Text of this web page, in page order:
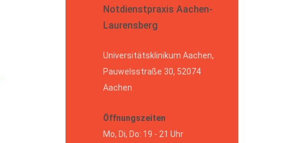
Notdienstpraxis Aachen-
Laurensberg
Universitätsklinikum Aachen,
Pauwelsstraße 30, 52074
Aachen
Öffnungszeiten
Mo, Di, Do: 19 - 21 Uhr